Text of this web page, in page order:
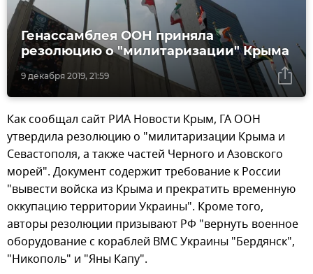
9 декабря 2019, 21:59
Генассамблея ООН приняла
резолюцию о "милитаризации" Крыма
Как сообщал сайт РИА Новости Крым, ГА ООН
утвердила резолюцию о "милитаризации Крыма и
Севастополя, а также частей Черного и Азовского
морей". Документ содержит требование к России
"вывести войска из Крыма и прекратить временную
оккупацию территории Украины". Кроме того,
авторы резолюции призывают РФ "вернуть военное
оборудование с кораблей ВМС Украины "Бердянск",
"Никополь" и "Яны Капу".